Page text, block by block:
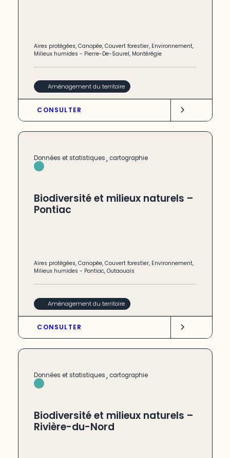
Aires protégées,Canopée,Couvert forestier, Environnement,
Milieux humides - Pierre-De-Saurel, Montérégie
Aménagement du territoire
CONSULTER
Données et statistiques, cartographie
Biodiversité et milieux naturels –
Pontiac
Aires protégées,Canopée,Couvert forestier, Environnement,
Milieux humides - Pontiac,Outaouais
Aménagement du territoire
CONSULTER
Données et statistiques, cartographie
Biodiversité et milieux naturels –
Rivière-du-Nord